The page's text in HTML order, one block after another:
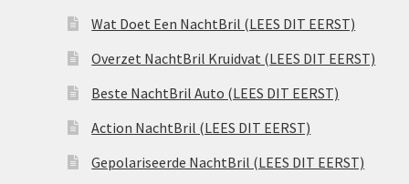
Wat Doet Een NachtBril (LEES DIT EERST)
Overzet NachtBril Kruidvat (LEES DIT EERST)
Beste NachtBril Auto (LEES DIT EERST)
Action NachtBril (LEES DIT EERST)
Gepolariseerde NachtBril (LEES DIT EERST)